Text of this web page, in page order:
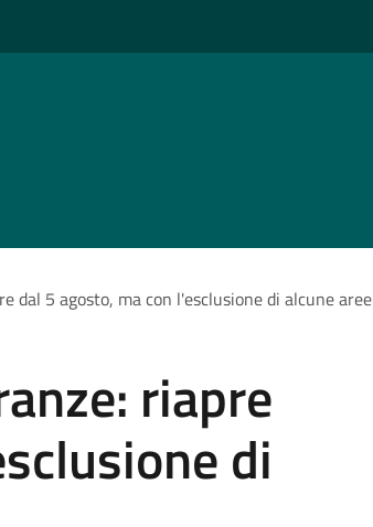
dal 5 agosto, ma con l'esclusione di alcune aree
riapre
di